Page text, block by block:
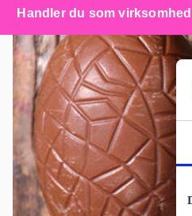
Handler du som